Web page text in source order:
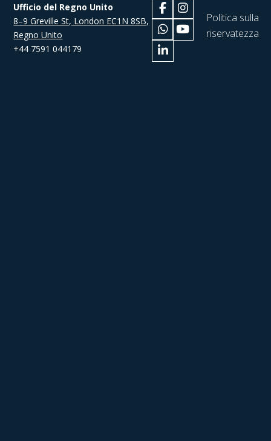
Ufficio del Regno Unito
8–9 Greville St, London EC1N 8SB,
Regno Unito
+44 7591 044179
Politica sulla
riservatezza